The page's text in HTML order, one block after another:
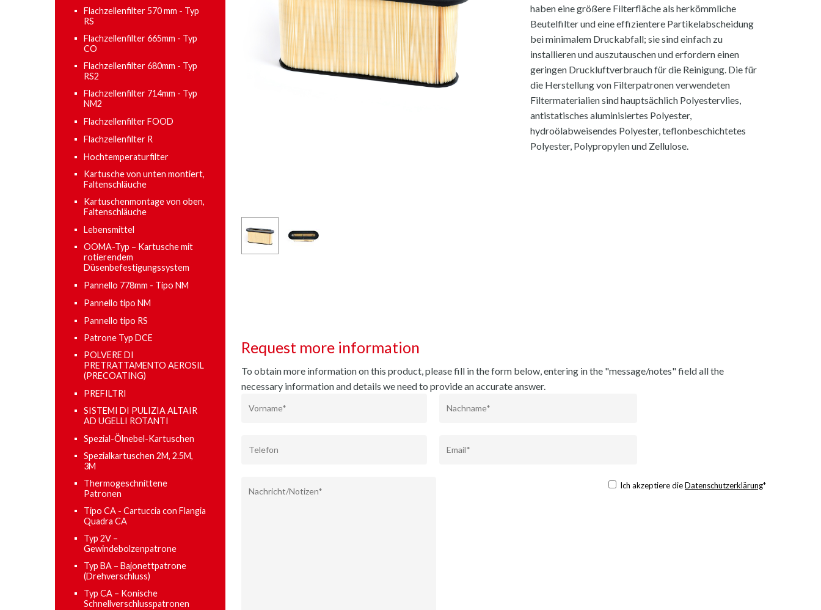
Flachzellenfilter 570 mm - Typ
RS
Flachzellenfilter 665mm - Typ
CO
Flachzellenfilter 680mm - Typ
RS2
Flachzellenfilter 714mm - Typ
NM2
Flachzellenfilter FOOD
Flachzellenfilter R
Hochtemperaturfilter
Kartusche von unten montiert,
Faltenschläuche
Kartuschenmontage von oben,
Faltenschläuche
Lebensmittel
OOMA-Typ – Kartusche mit
rotierendem
Düsenbefestigungssystem
Pannello 778mm - Tipo NM
Pannello tipo NM
Pannello tipo RS
Patrone Typ DCE
POLVERE DI
PRETRATTAMENTO AEROSIL
(PRECOATING)
PREFILTRI
SISTEMI DI PULIZIA ALTAIR
AD UGELLI ROTANTI
Spezial-Ölnebel-Kartuschen
Spezialkartuschen 2M, 2.5M,
3M
Thermogeschnittene
Patronen
Tipo CA - Cartuccia con Flangia
Quadra CA
Typ 2V –
Gewindebolzenpatrone
Typ BA – Bajonettpatrone
(Drehverschluss)
Typ CA – Konische
Schnellverschlusspatronen
haben eine größere Filterfläche als herkömmliche
Beutelfilter und eine effizientere Partikelabscheidung
bei minimalem Druckabfall; sie sind einfach zu
installieren und auszutauschen und erfordern einen
geringen Druckluftverbrauch für die Reinigung. Die für
die Herstellung von Filterpatronen verwendeten
Filtermaterialien sind hauptsächlich Polyestervlies,
antistatisches aluminisiertes Polyester,
hydroölabweisendes Polyester, teflonbeschichtetes
Polyester, Polypropylen und Zellulose.
Request more information
To obtain more information on this product, please fill in the form below, entering in the "message/notes" field all the
necessary information and details we need to provide an accurate answer.
Ich akzeptiere dieDatenschutzerklärung*